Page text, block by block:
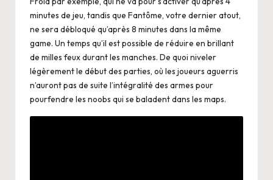
minutes de jeu, tandis que Fantôme, votre dernier atout,
ne sera débloqué qu’après 8 minutes dans la même
game. Un temps qu’il est possible de réduire en brillant
de milles feux durant les manches. De quoi niveler
légèrement le début des parties, où les joueurs aguerris
n’auront pas de suite l’intégralité des armes pour
pourfendre les noobs qui se baladent dans les maps.